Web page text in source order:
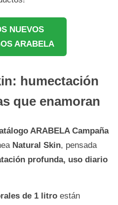
NUEVOS
ARABELA
humectación
que enamoran
ARABELA Campaña
Natural Skin, pensada
profunda, uso diario
de 1 litro están